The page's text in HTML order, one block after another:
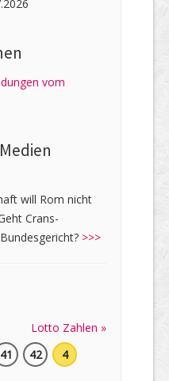
vom
will Rom nicht
Crans-
>>>
Lotto Zahlen »
41 42 4